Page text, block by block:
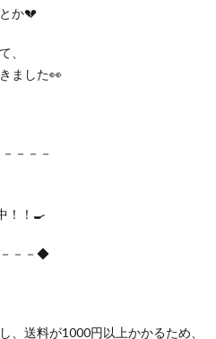
か💔
、
ました👀
－－－
！！🍳
－－－◆
送料が1000円以上かかるため、